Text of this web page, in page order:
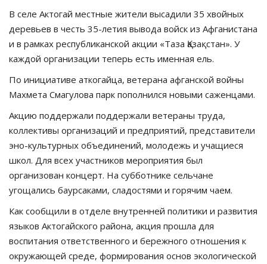
Язык
Қазақша Русский
В селе Актогай местные жители высадили 35 хвойных
деревьев в честь 35-летия вывода войск из Афганистана
и в рамках республиканской акции «Таза Қазақстан». У
каждой организации теперь есть именная ель.
По инициативе аткогайца, ветерана афганской войны
Махмета Смагулова парк пополнился новыми саженцами.
Акцию поддержали поддержали ветераны труда,
коллективы организаций и предприятий, представители
эно-культурных объединений, молодежь и учащиеся
школ. Для всех участников мероприятия был
организован концерт. На субботнике сельчане
угощались баурсаками, сладостями и горячим чаем.
Как сообщили в отделе внутренней политики и развития
языков Актогайского района, акция прошла для
воспитания ответственного и бережного отношения к
окружающей среде, формирования основ экологической